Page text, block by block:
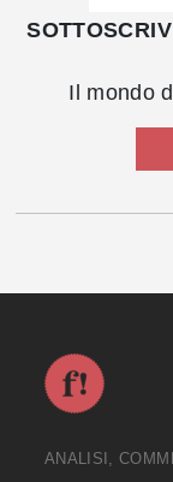
Il mondo
ANALISI,